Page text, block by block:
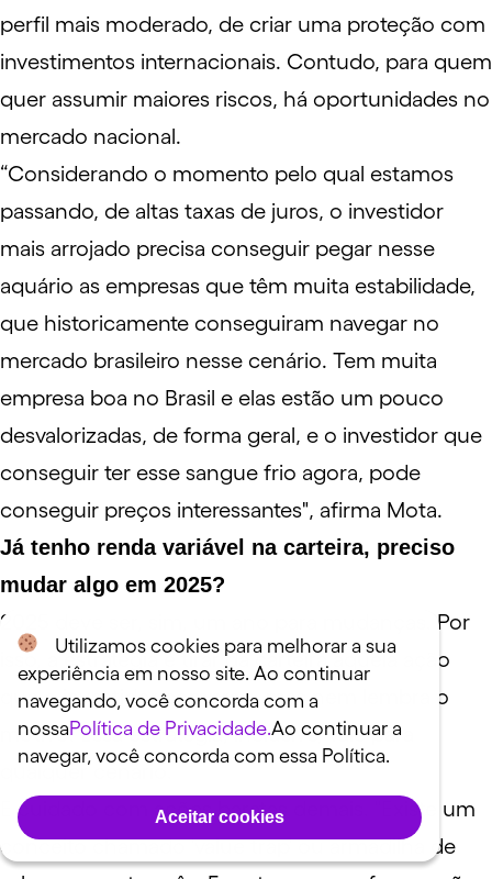
perfil mais moderado, de criar uma proteção com
investimentos internacionais. Contudo, para quem
quer assumir maiores riscos, há oportunidades no
mercado nacional.
“Considerando o momento pelo qual estamos
passando, de altas taxas de juros, o investidor
mais arrojado precisa conseguir pegar nesse
aquário as empresas que têm muita estabilidade,
que historicamente conseguiram navegar no
mercado brasileiro nesse cenário. Tem muita
empresa boa no Brasil e elas estão um pouco
desvalorizadas, de forma geral, e o investidor que
conseguir ter esse sangue frio agora, pode
conseguir preços interessantes", afirma Mota.
Já tenho renda variável na carteira, preciso
mudar algo em 2025?
2025 deve ser, sim, um ano para mudanças. Por
isso, a estratégia é tirar da carteira aquela ação
que o investidor comprou, mas nem lembra o
motivo. Essa estratégia, inclusive, vale para
qualquer cenário.
E cuidado com ações baratas demais. "Existe um
conceito chamado 'value trap' ou armadilha de
Utilizamos cookies para melhorar a sua
experiência em nosso site. Ao continuar
navegando, você concorda com a
nossaPolítica de Privacidade.Ao continuar a
navegar, você concorda com essa Política.
Aceitar cookies